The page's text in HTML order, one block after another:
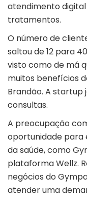
atendimento
tratamentos.
O número de
saltou de 12 para
visto como de má
muitos benefícios
Brandão. A startup
consultas.
A preocupação
oportunidade para
da saúde, como
plataforma Wellz.
negócios do
atender uma